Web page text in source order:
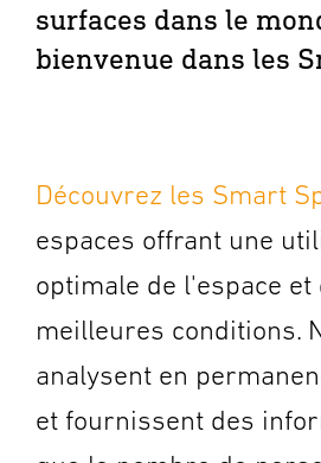
surfaces dans le
bienvenue dans les
Découvrez les Smart
espaces offrant une
optimale de l'espace et
meilleures conditions.
analysent en
et fournissent des